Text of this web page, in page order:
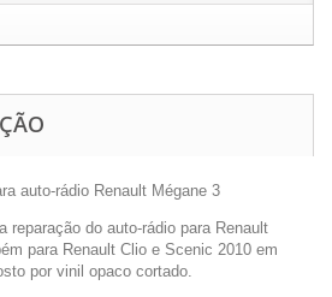
auto-rádio Renault Mégane 3
reparação do auto-rádio para Renault
para Renault Clio e Scenic 2010 em
por vinil opaco cortado.